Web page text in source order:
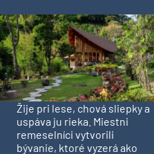
Žije pri lese, chová sliepky a
uspáva ju rieka. Miestni
remeselníci vytvorili
bývanie, ktoré vyzerá ako